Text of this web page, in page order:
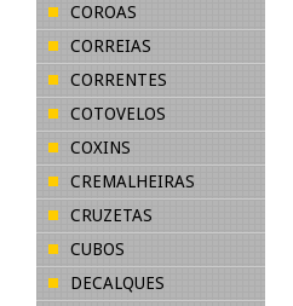
COROAS
CORREIAS
CORRENTES
COTOVELOS
COXINS
CREMALHEIRAS
CRUZETAS
CUBOS
DECALQUES